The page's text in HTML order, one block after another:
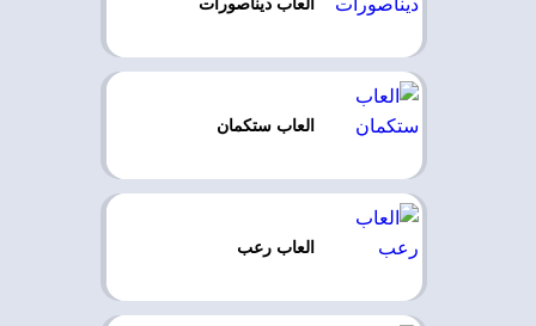
العاب ستكمان
العاب رعب